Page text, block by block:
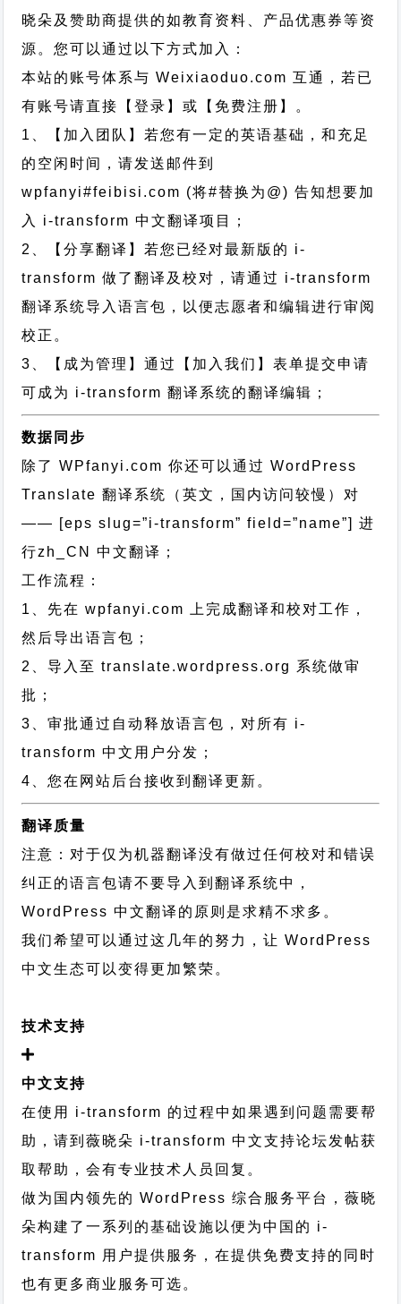
晓朵及赞助商提供的如教育资料、产品优惠券等资
源。您可以通过以下方式加入：
本站的账号体系与Weixiaoduo.com 互通，若已
有账号请直接【登录】或【免费注册】。
1、【加入团队】若您有一定的英语基础，和充足
的空闲时间，请发送邮件到
wpfanyi#feibisi.com (将#替换为@) 告知想要加
入 i-transform 中文翻译项目；
2、【分享翻译】若您已经对最新版的 i-
transform 做了翻译及校对，请通过 i-transform
翻译系统导入语言包，以便志愿者和编辑进行审阅
校正。
3、【成为管理】通过【加入我们】表单提交申请
可成为 i-transform 翻译系统的翻译编辑；
数据同步
除了 WPfanyi.com 你还可以通过WordPress
Translate 翻译系统（英文，国内访问较慢）对
—— [eps slug=”i-transform” field=”name”]进
行zh_CN
中文翻译；
工作流程：
1、先在 wpfanyi.com 上完成翻译和校对工作，
然后导出语言包；
2、导入至 translate.wordpress.org 系统做审
批；
3、审批通过自动释放语言包，对所有 i-
transform 中文用户分发；
4、您在网站后台接收到翻译更新。
翻译质量
注意：对于仅为机器翻译没有做过任何校对和错误
纠正的语言包请不要导入到翻译系统中，
WordPress 中文翻译的原则 是求精不求多。
我们希望可以通过这几年的努力，让 WordPress
中文生态可以变得更加繁荣。
技术支持
中文支持
在使用 i-transform 的过程中如果遇到问题需要帮
助，请到薇晓朵 i-transform 中文支持论坛发帖获
取帮助，会有专业技术人员回复。
做为国内领先的 WordPress 综合服务平台，薇晓
朵构建了一系列的基础设施以便为中国的 i-
transform 用户提供服务，在提供免费支持的同时
也有更多商业服务可选。